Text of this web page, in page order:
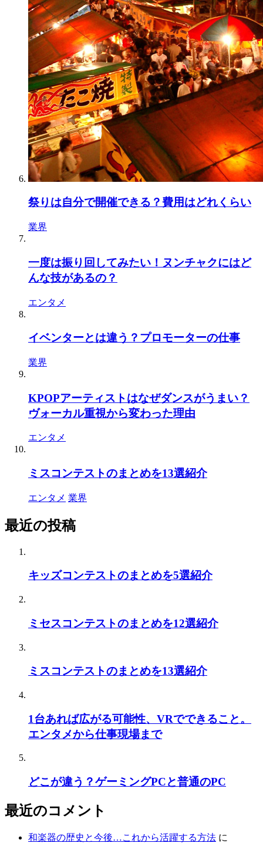
祭りは自分で開催できる？費用はどれくらい
業界
一度は振り回してみたい！ヌンチャクにはど
んな技があるの？
エンタメ
イベンターとは違う？プロモーターの仕事
業界
KPOPアーティストはなぜダンスがうまい？
ヴォーカル重視から変わった理由
エンタメ
ミスコンテストのまとめを13選紹介
エンタメ 業界
最近の投稿
キッズコンテストのまとめを5選紹介
ミセスコンテストのまとめを12選紹介
ミスコンテストのまとめを13選紹介
1台あれば広がる可能性、VRでできること。
エンタメから仕事現場まで
どこが違う？ゲーミングPCと普通のPC
最近のコメント
和楽器の歴史と今後…これから活躍する方法 に